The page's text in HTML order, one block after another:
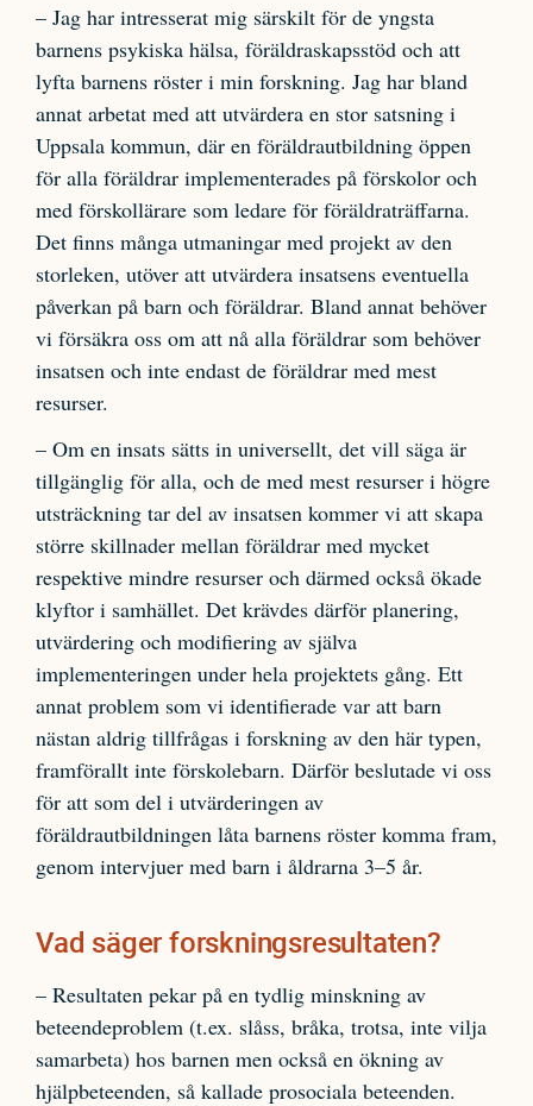
– Jag har intresserat mig särskilt för de yngsta
barnens psykiska hälsa, föräldraskapsstöd och att
lyfta barnens röster i min forskning. Jag har bland
annat arbetat med att utvärdera en stor satsning i
Uppsala kommun, där en föräldrautbildning öppen
för alla föräldrar implementerades på förskolor och
med förskollärare som ledare för föräldraträffarna.
Det finns många utmaningar med projekt av den
storleken, utöver att utvärdera insatsens eventuella
påverkan på barn och föräldrar. Bland annat behöver
vi försäkra oss om att nå alla föräldrar som behöver
insatsen och inte endast de föräldrar med mest
resurser.
– Om en insats sätts in universellt, det vill säga är
tillgänglig för alla, och de med mest resurser i högre
utsträckning tar del av insatsen kommer vi att skapa
större skillnader mellan föräldrar med mycket
respektive mindre resurser och därmed också ökade
klyftor i samhället. Det krävdes därför planering,
utvärdering och modifiering av själva
implementeringen under hela projektets gång. Ett
annat problem som vi identifierade var att barn
nästan aldrig tillfrågas i forskning av den här typen,
framförallt inte förskolebarn. Därför beslutade vi oss
för att som del i utvärderingen av
föräldrautbildningen låta barnens röster komma fram,
genom intervjuer med barn i åldrarna 3–5 år.
Vad säger forskningsresultaten?
– Resultaten pekar på en tydlig minskning av
beteendeproblem (t.ex. slåss, bråka, trotsa, inte vilja
samarbeta) hos barnen men också en ökning av
hjälpbeteenden, så kallade prosociala beteenden.